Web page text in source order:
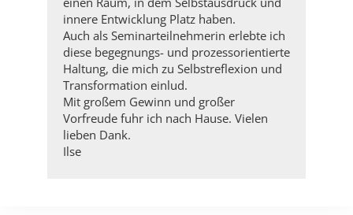
innere Entwicklung Platz haben.
Auch als Seminarteilnehmerin erlebte ich
diese begegnungs- und prozessorientierte
Haltung, die mich zu Selbstreflexion und
Transformation einlud.
Mit großem Gewinn und großer
Vorfreude fuhr ich nach Hause. Vielen
lieben Dank.
Ilse